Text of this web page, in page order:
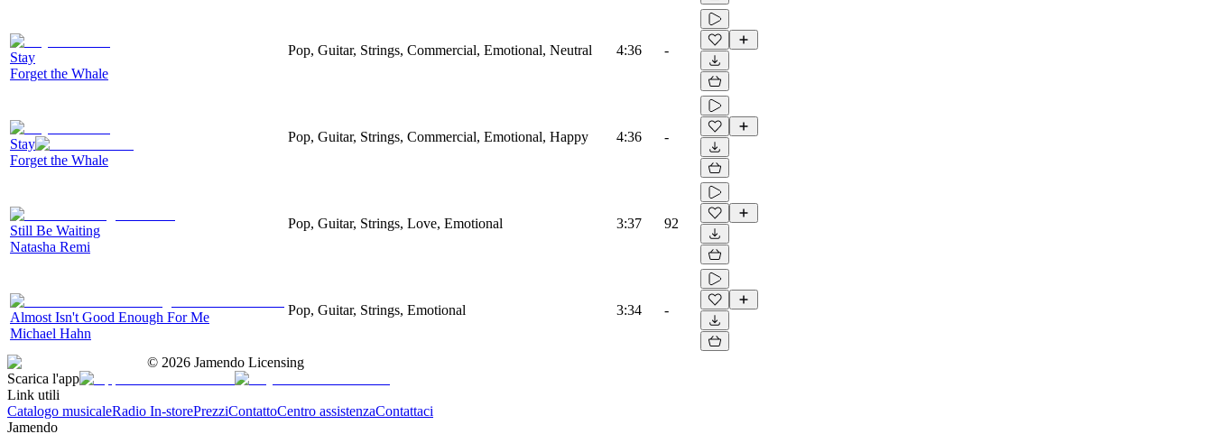
Stay
Forget the Whale
Pop, Guitar, Strings, Commercial, Emotional, Neutral 4:36 -
Stay
Forget the Whale
Pop, Guitar, Strings, Commercial, Emotional, Happy 4:36 -
Still Be Waiting
Natasha Remi
Pop, Guitar, Strings, Love, Emotional 3:37 92
Almost Isn't Good Enough For Me
Michael Hahn
Pop, Guitar, Strings, Emotional 3:34 -
© 2026 Jamendo Licensing
Scarica l'app
Link utili
Catalogo musicaleRadio In-storePrezziContattoCentro assistenzaContattaci
Jamendo